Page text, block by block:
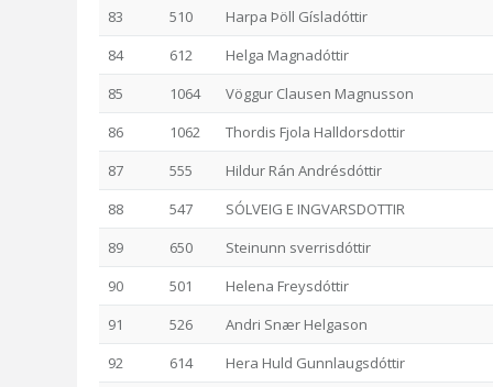
83
510
Harpa Þöll Gísladóttir
84
612
Helga Magnadóttir
85
1064
Vöggur Clausen Magnusson
86
1062
Thordis Fjola Halldorsdottir
87
555
Hildur Rán Andrésdóttir
88
547
SÓLVEIG E INGVARSDOTTIR
89
650
Steinunn sverrisdóttir
90
501
Helena Freysdóttir
91
526
Andri Snær Helgason
92
614 Hera Huld Gunnlaugsdóttir